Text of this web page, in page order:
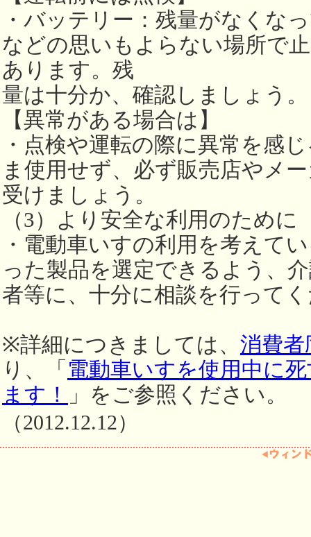
・バッテリー：残量がなくな
などの思いもよらない場所で
あります。残
量は十分か、確認しましょう。
【異常がある場合は】
・点検や運転の際に異常を感
ま使用せず、必ず販売店やメ
受けましょう。
（3）より安全な利用のために
・電動車いすの利用を考えて
った製品を選定できるよう、
者等に、十分に相談を行って
※詳細につきましては、 消費
り、「 電動車いすを使用中に
ます！
」をご参照ください。
（2012.12.12）